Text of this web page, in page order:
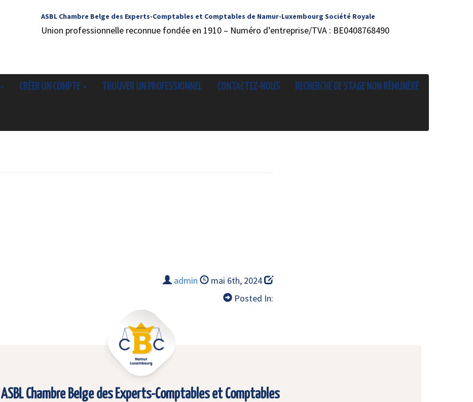
ASBL Chambre Belge des Experts-Comptables et Comptables de Namur-Luxembourg Société Royale
Union professionnelle reconnue fondée en 1910 – Numéro d’entreprise/TVA : BE0408768490
CRÉER UN COMPTE TROUVER UN PROFESSIONNEL CONTACTEZ-NOUS RECHERCHE DE STAGE NON RÉMUNÉRÉ
admin
mai 6th, 2024
Posted In:
ASBL Chambre Belge des Experts-Comptables et Comptables